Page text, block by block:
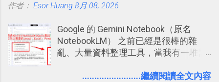
作者： Esor Huang 8月 08, 2026
Google 的 Gemini Notebook（原名
NotebookLM） 之前已經是很棒的雜
亂、大量資料整理工具，當我有一堆需
量格式不一的混亂工作文件需要彙整，
........................繼續閱讀全文內容